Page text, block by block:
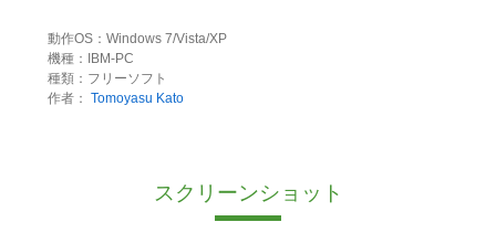
動作OS：Windows 7/Vista/XP
機種：IBM-PC
種類：フリーソフト
作者： Tomoyasu Kato
スクリーンショット